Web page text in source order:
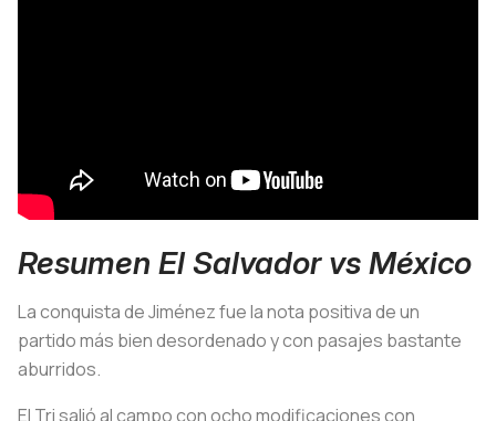
Resumen El Salvador vs México
La conquista de Jiménez fue la nota positiva de un
partido más bien desordenado y con pasajes bastante
aburridos.
El Tri salió al campo con ocho modificaciones con